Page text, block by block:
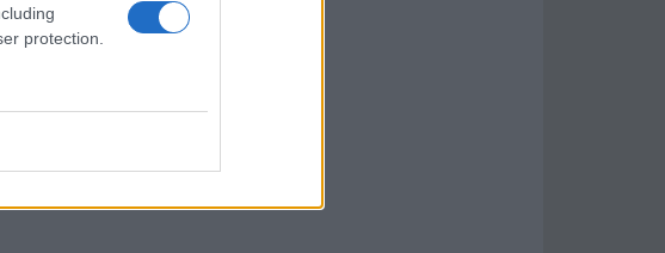
protection.